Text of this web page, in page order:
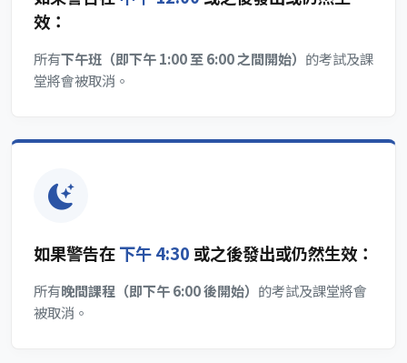
效：
所有下午班（即下午 1:00 至 6:00 之間開始） 的考試及課
堂將會被取消。
如果警告在下午 4:30 或之後發出或仍然生效：
所有晚間課程（即下午 6:00 後開始） 的考試及課堂將會
被取消。